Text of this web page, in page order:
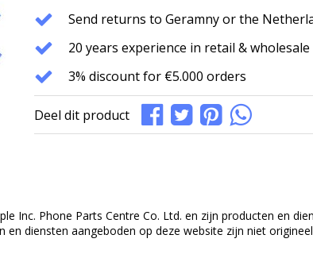
Send returns to Geramny or the
20 years experience in retail & wholesale
3% discount for €5.000 orders
Deel dit product
Inc. Phone Parts Centre Co. Ltd. en zijn producten en
diensten aangeboden op deze website zijn niet